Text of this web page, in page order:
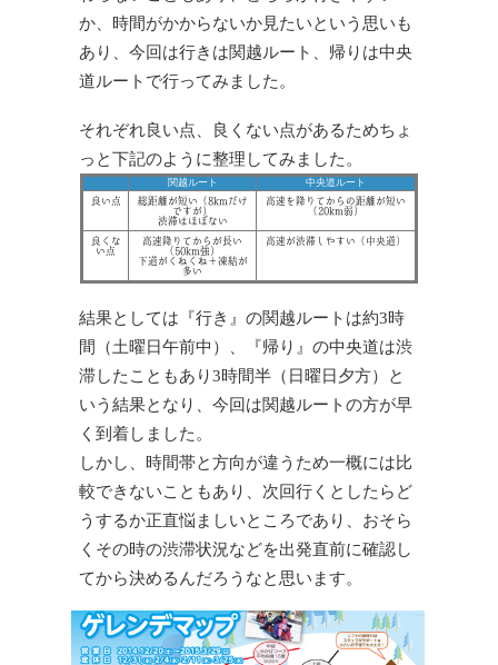
か、時間がかからないか見たいという思いも
あり、今回は行きは関越ルート、帰りは中央
道ルートで行ってみました。
それぞれ良い点、良くない点があるためちょ
っと下記のように整理してみました。
関越ルート 中央道ルート
良い点
総距離が短い（8kmだけ
ですが）
渋滞はほぼない
高速を降りてからの距離が短い
（20km弱）
良くな
い点
高速降りてからが長い
（50km強）
下道がくねくね＋凍結が
多い
高速が渋滞しやすい（中央道）
結果としては『行き』の関越ルートは約3時
間（土曜日午前中）、『帰り』の中央道は渋
滞したこともあり3時間半（日曜日夕方）と
いう結果となり、今回は関越ルートの方が早
く到着しました。
しかし、時間帯と方向が違うため一概には比
較できないこともあり、次回行くとしたらど
うするか正直悩ましいところであり、おそら
くその時の渋滞状況などを出発直前に確認し
てから決めるんだろうなと思います。